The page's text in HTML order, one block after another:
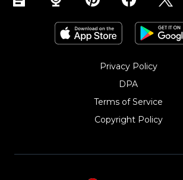
Privacy Policy
DPA
Terms of Service
Copyright Policy‎